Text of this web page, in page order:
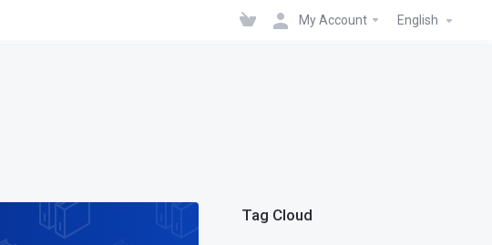
My Account English
Tag Cloud